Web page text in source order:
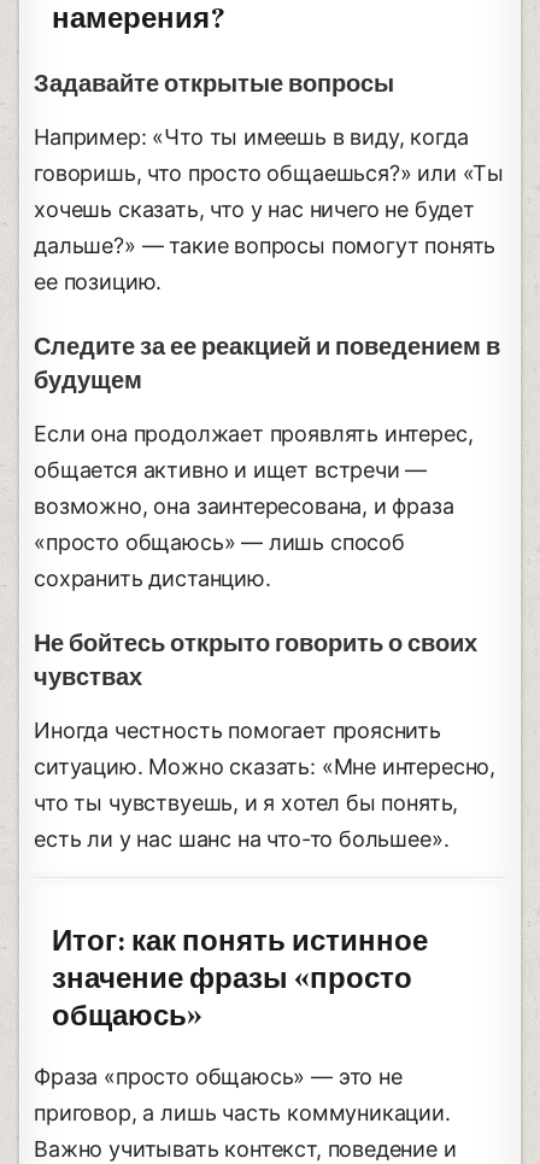
намерения?
Задавайте открытые вопросы
Например: «Что ты имеешь в виду, когда
говоришь, что просто общаешься?» или «Ты
хочешь сказать, что у нас ничего не будет
дальше?» — такие вопросы помогут понять
ее позицию.
Следите за ее реакцией и поведением в
будущем
Если она продолжает проявлять интерес,
общается активно и ищет встречи —
возможно, она заинтересована, и фраза
«просто общаюсь» — лишь способ
сохранить дистанцию.
Не бойтесь открыто говорить о своих
чувствах
Иногда честность помогает прояснить
ситуацию. Можно сказать: «Мне интересно,
что ты чувствуешь, и я хотел бы понять,
есть ли у нас шанс на что-то большее».
Итог: как понять истинное
значение фразы «просто
общаюсь»
Фраза «просто общаюсь» — это не
приговор, а лишь часть коммуникации.
Важно учитывать контекст, поведение и